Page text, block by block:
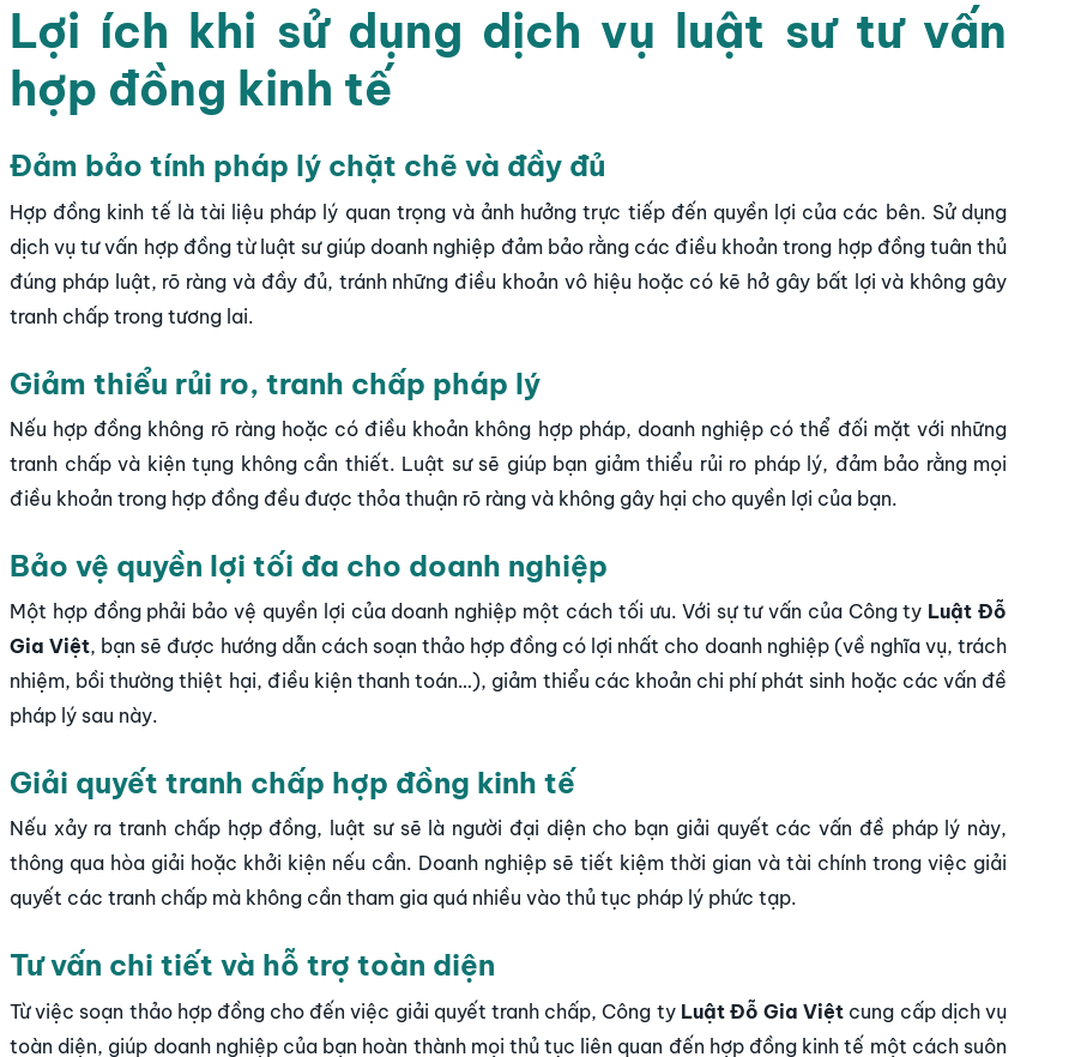
Lợi ích khi sử dụng dịch vụ luật sư tư vấn
hợp đồng kinh tế
Đảm bảo tính pháp lý chặt chẽ và đầy đủ
Hợp đồng kinh tế là tài liệu pháp lý quan trọng và ảnh hưởng trực tiếp đến quyền lợi của các bên. Sử dụng
dịch vụ tư vấn hợp đồng từ luật sư giúp doanh nghiệp đảm bảo rằng các điều khoản trong hợp đồng tuân thủ
đúng pháp luật, rõ ràng và đầy đủ, tránh những điều khoản vô hiệu hoặc có kẽ hở gây bất lợi và không gây
tranh chấp trong tương lai.
Giảm thiểu rủi ro, tranh chấp pháp lý
Nếu hợp đồng không rõ ràng hoặc có điều khoản không hợp pháp, doanh nghiệp có thể đối mặt với những
tranh chấp và kiện tụng không cần thiết. Luật sư sẽ giúp bạn giảm thiểu rủi ro pháp lý, đảm bảo rằng mọi
điều khoản trong hợp đồng đều được thỏa thuận rõ ràng và không gây hại cho quyền lợi của bạn.
Bảo vệ quyền lợi tối đa cho doanh nghiệp
Một hợp đồng phải bảo vệ quyền lợi của doanh nghiệp một cách tối ưu. Với sự tư vấn của Công ty Luật Đỗ
Gia Việt, bạn sẽ được hướng dẫn cách soạn thảo hợp đồng có lợi nhất cho doanh nghiệp (về nghĩa vụ, trách
nhiệm, bồi thường thiệt hại, điều kiện thanh toán…), giảm thiểu các khoản chi phí phát sinh hoặc các vấn đề
pháp lý sau này.
Giải quyết tranh chấp hợp đồng kinh tế
Nếu xảy ra tranh chấp hợp đồng, luật sư sẽ là người đại diện cho bạn giải quyết các vấn đề pháp lý này,
thông qua hòa giải hoặc khởi kiện nếu cần. Doanh nghiệp sẽ tiết kiệm thời gian và tài chính trong việc giải
quyết các tranh chấp mà không cần tham gia quá nhiều vào thủ tục pháp lý phức tạp.
Tư vấn chi tiết và hỗ trợ toàn diện
Từ việc soạn thảo hợp đồng cho đến việc giải quyết tranh chấp, Công ty Luật Đỗ Gia Việt cung cấp dịch vụ
toàn diện, giúp doanh nghiệp của bạn hoàn thành mọi thủ tục liên quan đến hợp đồng kinh tế một cách suôn